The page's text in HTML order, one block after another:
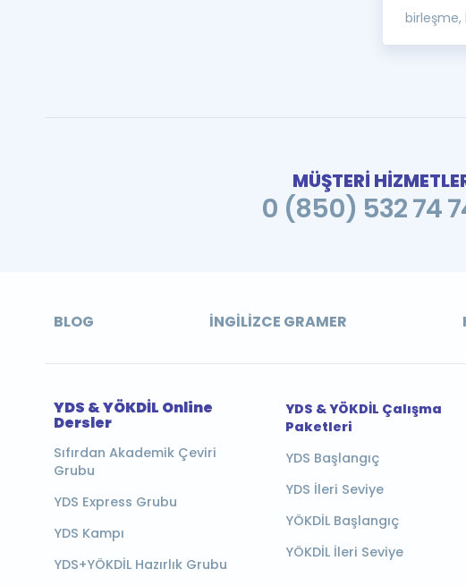
birleşme,
MÜŞTERİ
0 (850) 532 74
BLOG İNGILIZCE GRAMER
YDS & YÖKDİL Online
Dersler
Sıfırdan Akademik Çeviri
Grubu
YDS Express Grubu
YDS Kampı
YDS+YÖKDİL Hazırlık Grubu
YDS & YÖKDİL Çalışma
Paketleri
YDS Başlangıç
YDS İleri Seviye
YÖKDİL Başlangıç
YÖKDİL İleri Seviye